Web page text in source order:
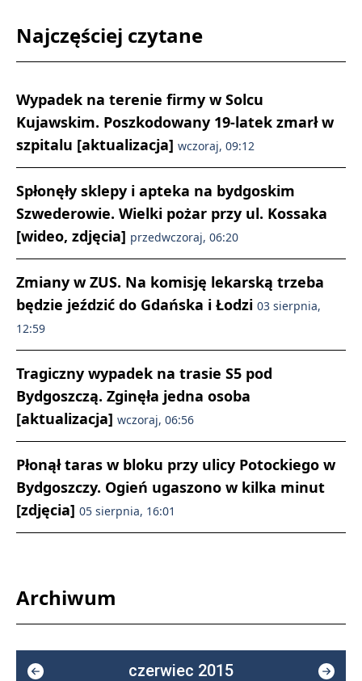
Najczęściej czytane
Wypadek na terenie firmy w Solcu
Kujawskim. Poszkodowany 19-latek zmarł w
szpitalu [aktualizacja] wczoraj, 09:12
Spłonęły sklepy i apteka na bydgoskim
Szwederowie. Wielki pożar przy ul. Kossaka
[wideo, zdjęcia] przedwczoraj, 06:20
Zmiany w ZUS. Na komisję lekarską trzeba
będzie jeździć do Gdańska i Łodzi 03 sierpnia,
12:59
Tragiczny wypadek na trasie S5 pod
Bydgoszczą. Zginęła jedna osoba
[aktualizacja] wczoraj, 06:56
Płonął taras w bloku przy ulicy Potockiego w
Bydgoszczy. Ogień ugaszono w kilka minut
[zdjęcia] 05 sierpnia, 16:01
Archiwum
czerwiec 2015